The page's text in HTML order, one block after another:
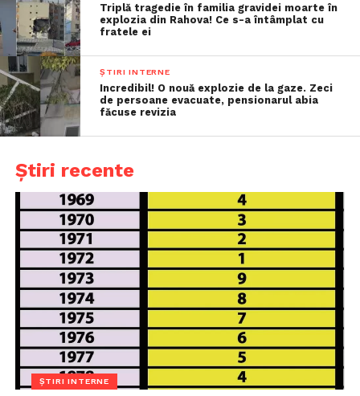
Triplă tragedie în familia gravidei moarte în
explozia din Rahova! Ce s-a întâmplat cu
fratele ei
ȘTIRI INTERNE
Incredibil! O nouă explozie de la gaze. Zeci
de persoane evacuate, pensionarul abia
făcuse revizia
Știri recente
ȘTIRI INTERNE